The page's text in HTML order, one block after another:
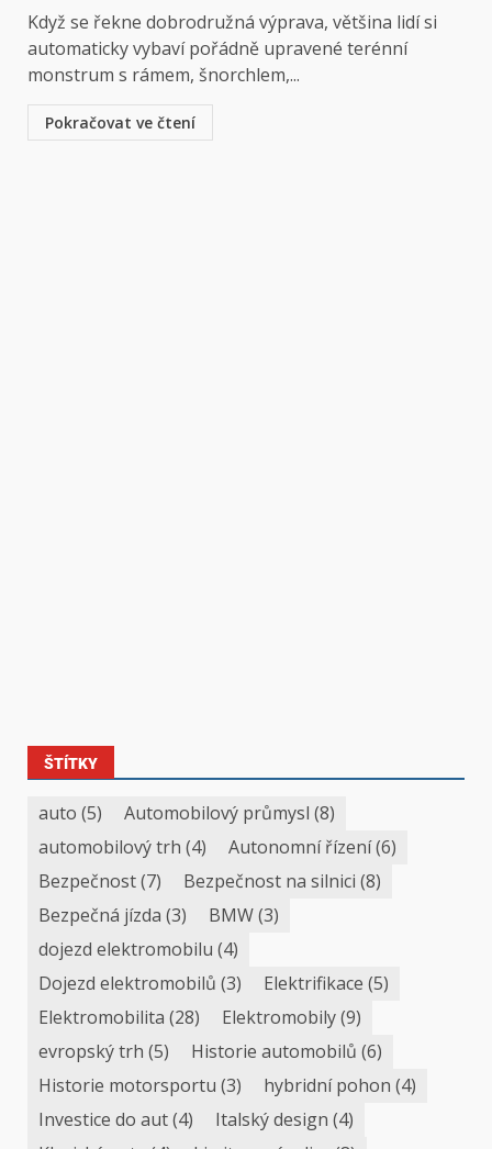
Když se řekne dobrodružná výprava, většina lidí si
automaticky vybaví pořádně upravené terénní
monstrum s rámem, šnorchlem,...
Pokračovat ve čtení
ŠTÍTKY
auto (5) Automobilový průmysl (8)
automobilový trh (4) Autonomní řízení(6)
Bezpečnost(7) Bezpečnost na silnici (8)
Bezpečná jízda (3) BMW(3)
dojezd elektromobilu (4)
Dojezd elektromobilů (3) Elektrifikace (5)
Elektromobilita (28) Elektromobily(9)
evropský trh (5) Historie automobilů (6)
Historie motorsportu (3) hybridní pohon (4)
Investice do aut(4) Italský design (4)